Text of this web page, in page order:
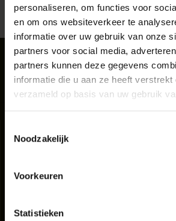
personaliseren, om functies voor
en om ons websiteverkeer te
informatie over uw gebruik van onze
partners voor social media,
partners kunnen deze gegevens
informatie die u aan ze heeft verstrekt
verzameld op basis van uw gebruik
Noodzakelijk
Voorkeuren
Statistieken
SALE
BLOG
Aanmelden nieuwsbrief
Algemene voorwaarden Urban Bozz
Ruilen & Retourneren